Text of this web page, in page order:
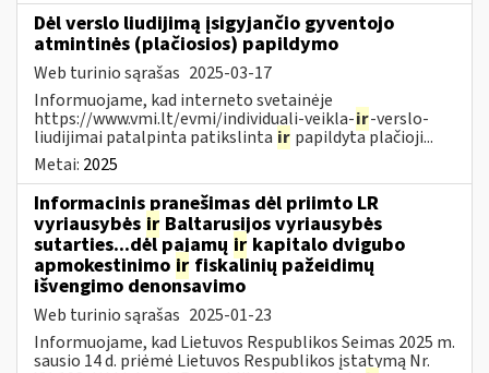
Dėl verslo liudijimą įsigyjančio gyventojo
atmintinės (plačiosios) papildymo
Web turinio sąrašas 2025-03-17
Informuojame, kad interneto svetainėje
https://www.vmi.lt/evmi/individuali-veikla-ir-verslo-
liudijimai patalpinta patikslinta ir papildyta plačioji...
Metai: 2025
Informacinis pranešimas dėl priimto LR
vyriausybės ir Baltarusijos vyriausybės
sutarties...dėl pajamų ir kapitalo dvigubo
apmokestinimo ir fiskalinių pažeidimų
išvengimo denonsavimo
Web turinio sąrašas 2025-01-23
Informuojame, kad Lietuvos Respublikos Seimas 2025 m.
sausio 14 d. priėmė Lietuvos Respublikos įstatymą Nr.